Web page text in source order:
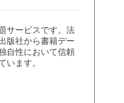
サービスです。法
版社から書籍デー
自性において信頼
います。